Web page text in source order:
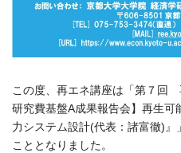
この度、再エネ講座は「第７回
研究費基盤A成果報告会】再生
力システム設計(代表：諸富徹)
こととなりました。